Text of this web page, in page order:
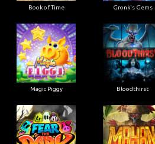
Book of Time Gronk's Gems
Magic Piggy Bloodthirst